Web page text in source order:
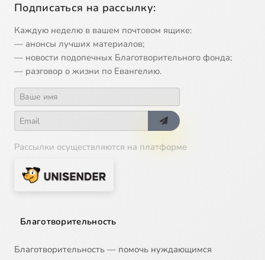
Подписаться на рассылку:
Каждую неделю в вашем почтовом ящике:
— анонсы лучших материалов;
— новости подопечных Благотворительного фонда;
— разговор о жизни по Евангелию.
Рассылки осуществляются на платформе
Благотворительность
Благотворительность — помочь нуждающимся